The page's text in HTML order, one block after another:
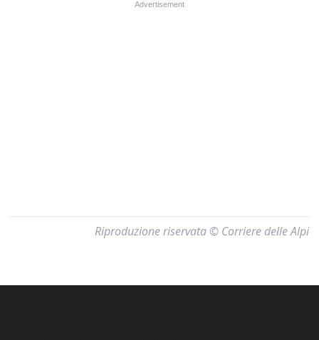
Riproduzione riservata © Corriere delle Alpi